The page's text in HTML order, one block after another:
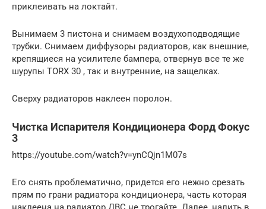
приклеивать на локтайт.
Вынимаем 3 пистона и снимаем воздухоподводящие
трубки. Снимаем диффузоры радиаторов, как внешние,
крепящиеся на усилителе бампера, отвернув все те же
шурупы TORX 30 , так и внутренние, на защелках.
Сверху радиаторов наклеен поролон.
Чистка Испарителя Кондиционера Форд Фокус
3
https://youtube.com/watch?v=ynCQjn1M07s
Его снять проблематично, придется его нежно срезать
прям по грани радиатора кондиционера, часть которая